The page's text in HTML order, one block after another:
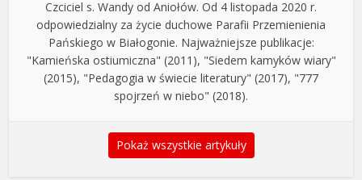
Czciciel s. Wandy od Aniołów. Od 4 listopada 2020 r.
odpowiedzialny za życie duchowe Parafii Przemienienia
Pańskiego w Białogonie. Najważniejsze publikacje:
"Kamieńska ostiumiczna" (2011), "Siedem kamyków wiary"
(2015), "Pedagogia w świecie literatury" (2017), "777
spojrzeń w niebo" (2018).
Pokaż wszystkie artykuły